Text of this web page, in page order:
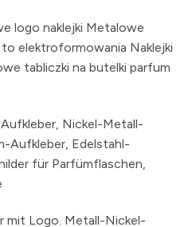
logo naklejki Metalowe
to elektroformowania Naklejki
tabliczki na butelki parfum
Nickel-Metall-
Aufkleber, Edelstahl-
für Parfümflaschen,
mit Logo. Metall-Nickel-